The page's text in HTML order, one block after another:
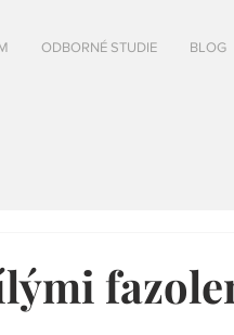
ODBORNÉ STUDIE BLOG